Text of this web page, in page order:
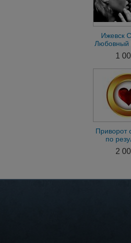
Ижевск
Любовный
на
Женщину
1
Приворот
по
2